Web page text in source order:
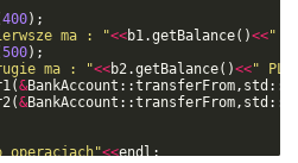
400) ;
ma : "<<b1.getBalance( )<<"
500) ;
ma : "<<b2.getBalance( )<<"
(&BankAccount ::transferFrom, std ::
(&BankAccount ::transferFrom, std ::
operacjach"<<endl;